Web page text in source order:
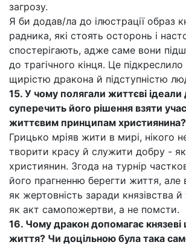
загрозу.
Я би додав/ла до ілюстрації образ
радника, які стоять осторонь і
спостерігають, адже саме вони
до трагічного кінця. Це
щирістю дракона й підступністю
15. У чому полягали життєві
суперечить його рішення взяти
життєвим принципам християнина?
Грицько мріяв жити в мирі, нікого
творити красу й служити добру -
християнин. Згода на турнір
його прагненню берегти життя, але
як жертовність заради князівства
як акт самопожертви, а не помсти.
16. Чому дракон допомагає князеві
життя? Чи доцільною була така